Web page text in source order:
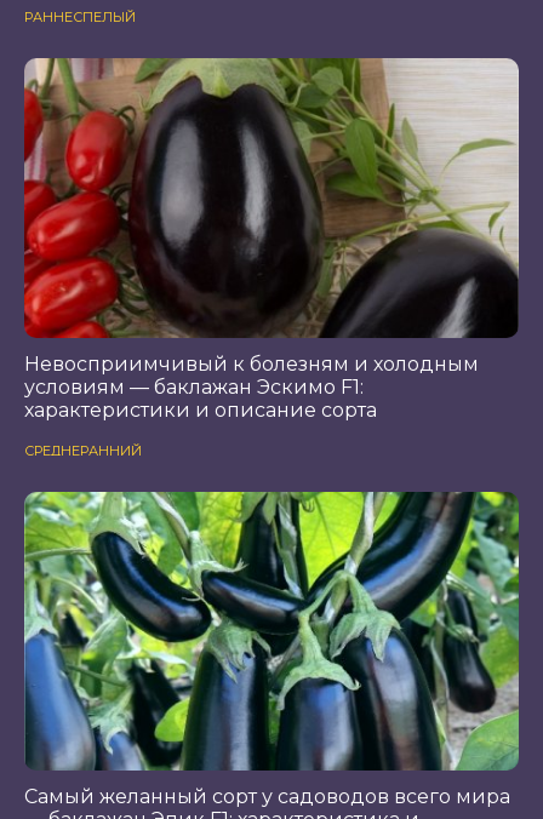
РАННЕСПЕЛЫЙ
Невосприимчивый к болезням и холодным
условиям — баклажан Эскимо F1:
характеристики и описание сорта
СРЕДНЕРАННИЙ
Самый желанный сорт у садоводов всего мира